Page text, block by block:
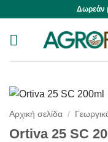
content
Δωρεάν
Αρχική σελίδα /
Ortiva 25 SC